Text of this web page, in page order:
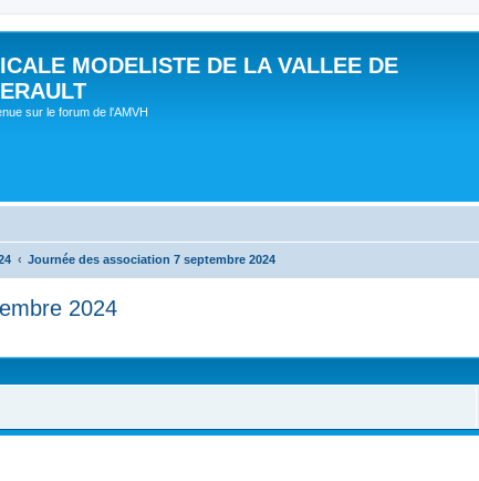
MODELISTE DE LA VALLEE DE
sur le forum de l'AMVH
Journée des association 7 septembre 2024
2024